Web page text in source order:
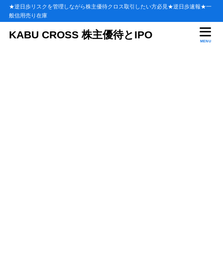
★逆日歩リスクを管理しながら株主優待クロス取引したい方必見★逆日歩速報★一
般信用売り在庫
KABU CROSS 株主優待とIPO
MENU
目次